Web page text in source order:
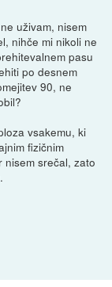
uživam, nisem
nihče mi nikoli ne
pasu
po desnem
90, ne
vsakemu, ki
fizičnim
nisem srečal, zato